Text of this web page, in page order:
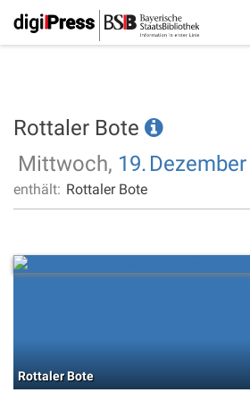
Rottaler Bote
Mittwoch, 19. Dezember
enthält: Rottaler Bote
Rottaler Bote